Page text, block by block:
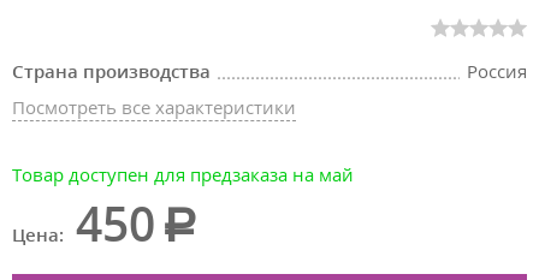
Страна производства
Россия
Посмотреть все характеристики
Товар доступен для предзаказа на май
Цена: 450